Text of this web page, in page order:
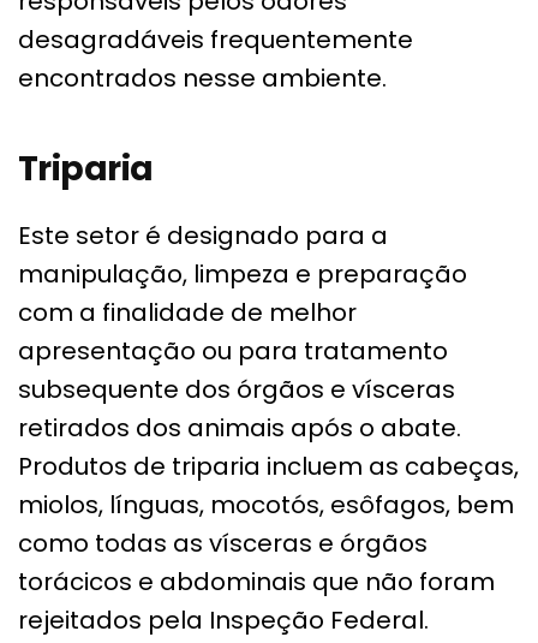
desagradáveis frequentemente
encontrados nesse ambiente.
Triparia
Este setor é designado para a
manipulação, limpeza e preparação
com a finalidade de melhor
apresentação ou para tratamento
subsequente dos órgãos e vísceras
retirados dos animais após o abate.
Produtos de triparia incluem as cabeças,
miolos, línguas, mocotós, esôfagos, bem
como todas as vísceras e órgãos
torácicos e abdominais que não foram
rejeitados pela Inspeção Federal.